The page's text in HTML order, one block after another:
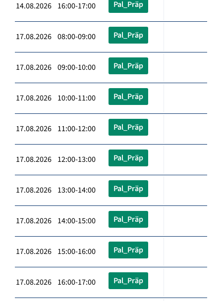
14.08.2026 16:00-17:00 Pal_Präp
17.08.2026 08:00-09:00 Pal_Präp
17.08.2026 09:00-10:00 Pal_Präp
17.08.2026 10:00-11:00 Pal_Präp
17.08.2026 11:00-12:00 Pal_Präp
17.08.2026 12:00-13:00 Pal_Präp
17.08.2026 13:00-14:00 Pal_Präp
17.08.2026 14:00-15:00 Pal_Präp
17.08.2026 15:00-16:00 Pal_Präp
17.08.2026 16:00-17:00 Pal_Präp